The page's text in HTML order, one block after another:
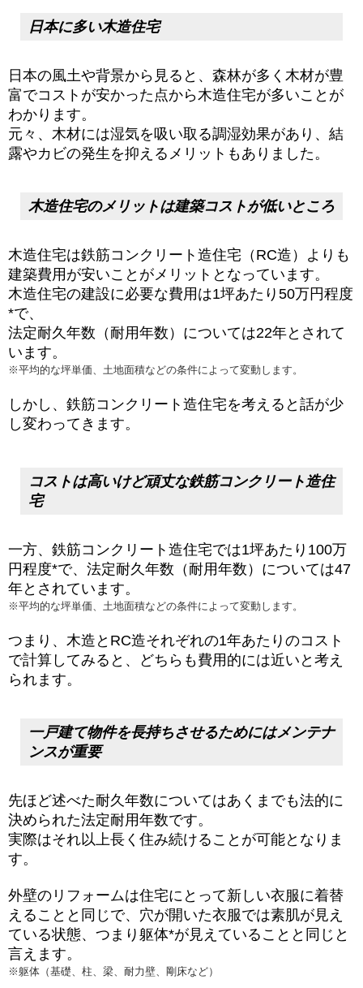
日本に多い木造住宅
日本の風土や背景から見ると、森林が多く木材が豊
富でコストが安かった点から木造住宅が多いことが
わかります。
元々、木材には湿気を吸い取る調湿効果があり、結
露やカビの発生を抑えるメリットもありました。
木造住宅のメリットは建築コストが低いところ
木造住宅は鉄筋コンクリート造住宅（RC造）よりも
建築費用が安いことがメリットとなっています。
木造住宅の建設に必要な費用は1坪あたり50万円程度
*で、
法定耐久年数（耐用年数）については22年とされて
います。
※平均的な坪単価、土地面積などの条件によって変動します。
しかし、 鉄筋コンクリート造住宅を考えると話が少
し変わってきます。
コストは高いけど頑丈な鉄筋コンクリート造住
宅
一方、鉄筋コンクリート造住宅では1坪あたり100万
円程度*で、法定耐久年数（耐用年数）については47
年とされています。
※平均的な坪単価、土地面積などの条件によって変動します。
つまり、木造とRC造それぞれの1年あたりのコスト
で計算してみると、どちらも費用的には近いと考え
られます。
一戸建て物件を長持ちさせるためにはメンテナ
ンスが重要
先ほど述べた耐久年数についてはあくまでも法的に
決められた法定耐用年数です。
実際はそれ以上長く住み続けることが可能となりま
す。
外壁のリフォームは住宅にとって新しい衣服に着替
えることと同じで、穴が開いた衣服では素肌が見え
ている状態、つまり躯体*が見えていることと同じと
言えます。
※躯体（基礎、柱、梁、耐力壁、剛床など）